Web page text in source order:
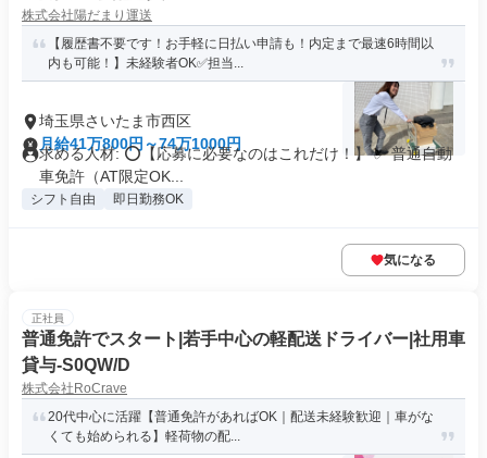
株式会社陽だまり運送
【履歴書不要です！お手軽に日払い申請も！内定まで最速6時間以
内も可能！】未経験者OK✅担当...
埼玉県さいたま市西区
月給41万800円～74万1000円
求める人材: ⭕️【応募に必要なのはこれだけ！】 ✅ 普通自動
車免許（AT限定OK...
シフト自由 即日勤務OK
気になる
正社員
普通免許でスタート|若手中心の軽配送ドライバー|社用車
貸与-S0QW/D
株式会社RoCrave
20代中心に活躍【普通免許があればOK｜配送未経験歓迎｜車がな
くても始められる】軽荷物の配...